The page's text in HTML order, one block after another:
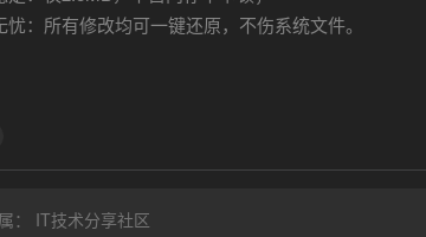
忧：所有修改均可一键还原，不伤系统文件。
：
IT技术分享社区